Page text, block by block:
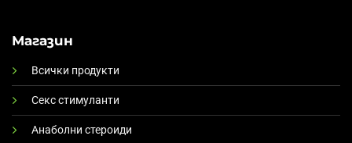
Магазин
Всички продукти
Секс стимуланти
Анаболни стероиди